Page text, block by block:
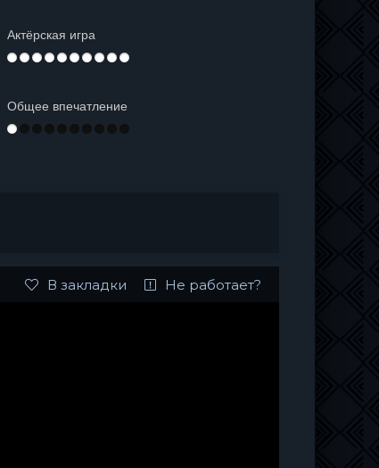
Актёрская игра
Общее впечатление
В закладки Не работает?